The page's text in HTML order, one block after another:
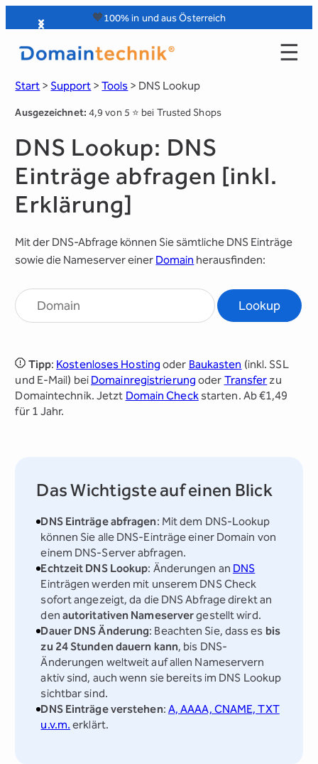
Inhalt
springen
🧡100% in und aus Österreich
☰
Start > Support >Tools > DNS Lookup
Ausgezeichnet: 4,9 von 5 ⭐️ bei Trusted Shops
DNS Lookup: DNS
Einträge abfragen [inkl.
Erklärung]
Mit der DNS-Abfrage können Sie sämtliche DNS Einträge
sowie die Nameserver einer Domain herausfinden:
Tipp: Kostenloses Hosting oder Baukasten (inkl. SSL
und E-Mail) bei Domainregistrierung oder Transfer zu
Domaintechnik. Jetzt Domain Checkstarten. Ab €1,49
für 1 Jahr.
Das Wichtigste auf einen Blick
DNS Einträge abfragen: Mit dem DNS-Lookup
können Sie alle DNS-Einträge einer Domain von
einem DNS-Server abfragen.
Echtzeit DNS Lookup: Änderungen an DNS
Einträgen werden mit unserem DNS Check
sofort angezeigt, da die DNS Abfrage direkt an
den autoritativen Nameservergestellt wird.
Dauer DNS Änderung: Beachten Sie, dass es bis
zu 24 Stunden dauern kann, bis DNS-
Änderungen weltweit auf allen Nameservern
aktiv sind, auch wenn sie bereits im DNS Lookup
sichtbar sind.
DNS Einträge verstehen: A, AAAA, CNAME, TXT
u.v.m. erklärt.